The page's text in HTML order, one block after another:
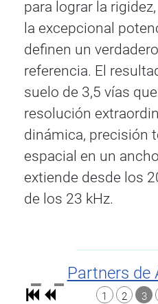
para lograr la
la excepcional
definen un
referencia. El
suelo de 3,5 vías
resolución
dinámica, precisión
espacial en un
extiende desde los
de los 23 kHz.
Partners de
1 2 3